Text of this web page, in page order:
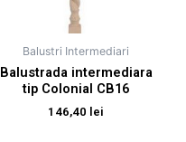
Balustri Intermediari
Balustrada intermediara
tip Colonial CB16
146,40 lei